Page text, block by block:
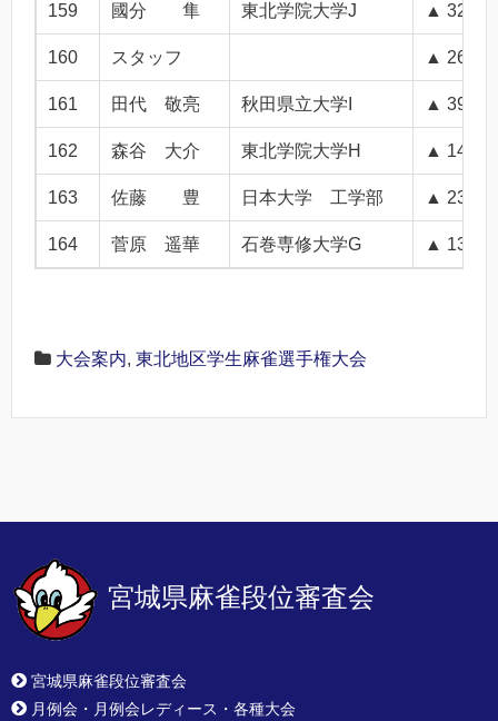
159 國分 隼 東北学院大学J ▲ 32.2
160 スタッフ ▲ 26.7
161 田代 敬亮 秋田県立大学I ▲ 39.8
162 森谷 大介 東北学院大学H ▲ 14.1
163 佐藤 豊 日本大学 工学部 ▲ 23.4
164 菅原 遥華 石巻専修大学G ▲ 13.0
大会案内, 東北地区学生麻雀選手権大会
宮城県麻雀段位審査会
宮城県麻雀段位審査会
月例会・月例会レディース・各種大会